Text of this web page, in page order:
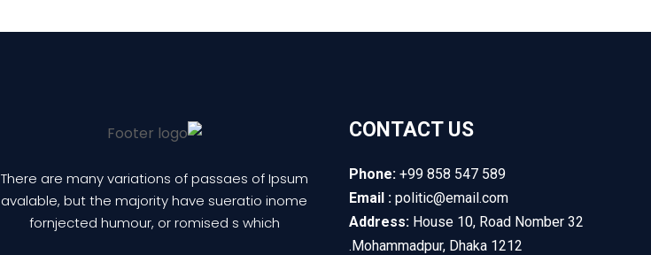
CONTACT US
Phone: +99 858 547 589
Email : politic@email.com
Address: House 10, Road Nomber 32
Mohammadpur, Dhaka 1212.
There are many variations of passaes of Ipsum
avalable, but the majority have sueratio inome
fornjected humour, or romised s which